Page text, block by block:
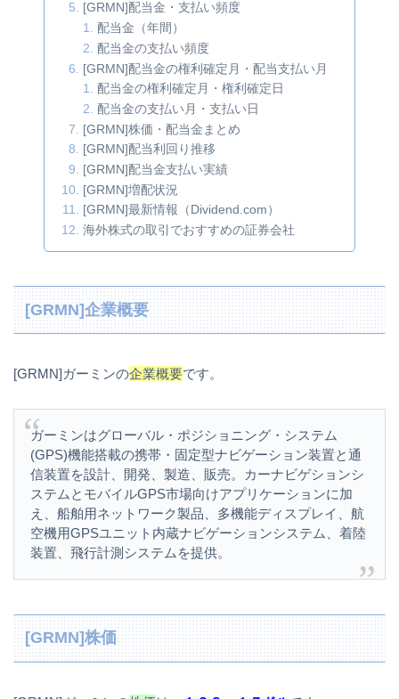
[GRMN]配当金・支払い頻度
配当金（年間）
配当金の支払い頻度
[GRMN]配当金の権利確定月・配当支払い月
配当金の権利確定月・権利確定日
配当金の支払い月・支払い日
[GRMN]株価・配当金まとめ
[GRMN]配当利回り推移
[GRMN]配当金支払い実績
[GRMN]増配状況
[GRMN]最新情報（Dividend.com）
海外株式の取引でおすすめの証券会社
[GRMN]企業概要
[GRMN]ガーミンの企業概要です。
ガーミンはグローバル・ポジショニング・システム
(GPS)機能搭載の携帯・固定型ナビゲーション装置と通
信装置を設計、開発、製造、販売。カーナビゲションシ
ステムとモバイルGPS市場向けアプリケーションに加
え、船舶用ネットワーク製品、多機能ディスプレイ、航
空機用GPSユニット内蔵ナビゲーションシステム、着陸
装置、飛行計測システムを提供。
[GRMN]株価